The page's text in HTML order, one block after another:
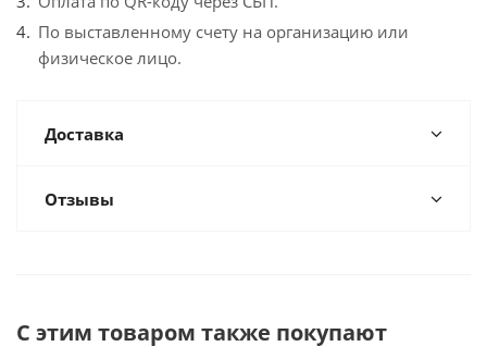
По выставленному счету на организацию или
физическое лицо.
Доставка
Отзывы
С этим товаром также покупают